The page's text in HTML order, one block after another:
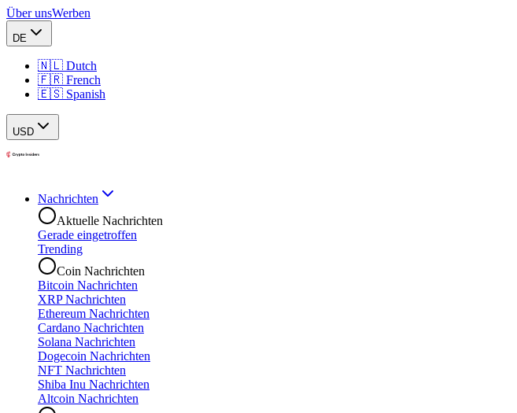
Über unsWerben
DE
🇳🇱 Dutch
🇫🇷 French
🇪🇸 Spanish
USD
Nachrichten
Aktuelle Nachrichten
Gerade eingetroffen
Trending
Coin Nachrichten
Bitcoin Nachrichten
XRP Nachrichten
Ethereum Nachrichten
Cardano Nachrichten
Solana Nachrichten
Dogecoin Nachrichten
NFT Nachrichten
Shiba Inu Nachrichten
Altcoin Nachrichten